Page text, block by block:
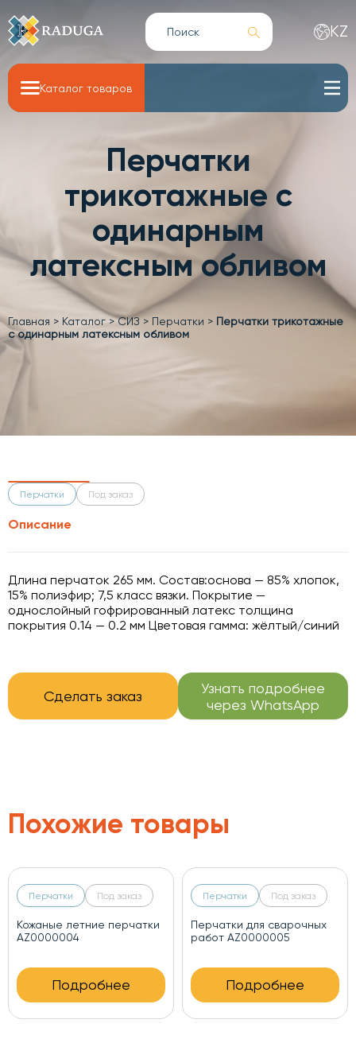
KZ
Каталог товаров
Перчатки
трикотажные с
одинарным
латексным обливом
Главная > Каталог >СИЗ> Перчатки > Перчатки трикотажные
с одинарным латексным обливом
Перчатки Под заказ
Описание
Длина перчаток 265 мм. Состав:основа — 85% хлопок,
15% полиэфир; 7,5 класс вязки. Покрытие —
однослойный гофрированный латекс толщина
покрытия 0.14 — 0.2 мм Цветовая гамма: жёлтый/синий
Сделать заказ
Узнать подробнее
через WhatsApp
Похожие товары
Перчатки Под заказ
Кожаные летние перчатки
AZ0000004
Подробнее
Перчатки Под заказ
Перчатки для сварочных
работ AZ0000005
Подробнее